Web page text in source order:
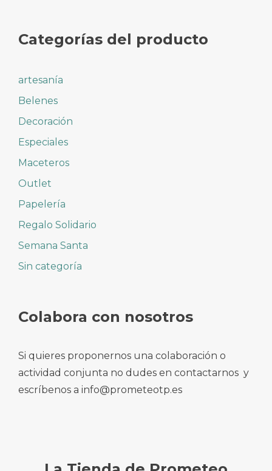
Categorías del producto
artesanía
Belenes
Decoración
Especiales
Maceteros
Outlet
Papelería
Regalo Solidario
Semana Santa
Sin categoría
Colabora con nosotros
Si quieres proponernos una colaboración o
actividad conjunta no dudes en contactarnos y
escríbenos a info@prometeotp.es